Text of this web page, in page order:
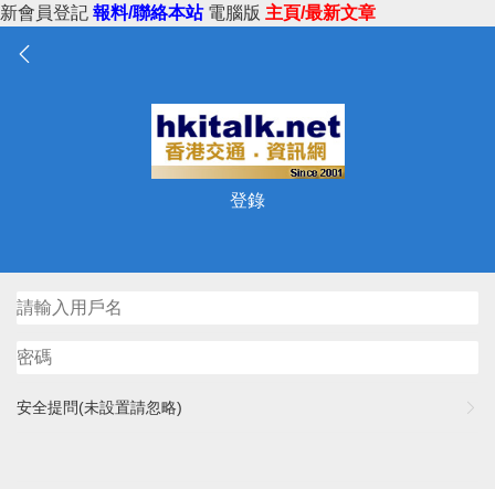
新會員登記 報料/聯絡本站 電腦版 主頁/最新文章
登錄
安全提問(未設置請忽略)